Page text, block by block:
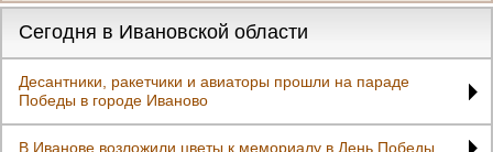
Сегодня в Ивановской области
Десантники, ракетчики и авиаторы прошли на параде
Победы в городе Иваново
В Иванове возложили цветы к мемориалу в День Победы